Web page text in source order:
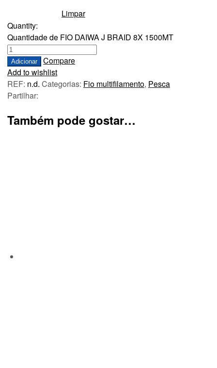
Limpar
Quantity:
Quantidade de FIO DAIWA J BRAID 8X 1500MT
Adicionar
Compare
Add to wishlist
REF: n.d. Categorias: Fio multifilamento, Pesca
Partilhar:
Também pode gostar…